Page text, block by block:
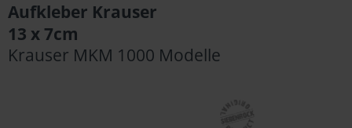
Aufkleber Krauser
13 x 7cm
Krauser MKM 1000 Modelle